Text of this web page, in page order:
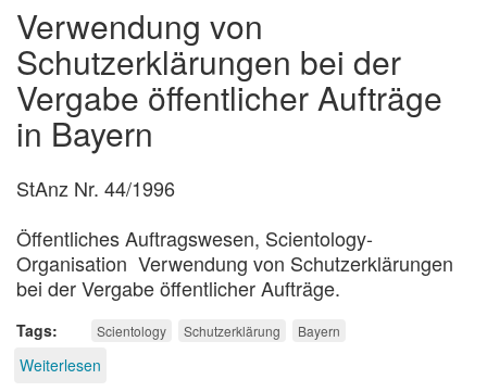
Verwendung von
Schutzerklärungen bei der
Vergabe öffentlicher Aufträge
in Bayern
StAnz Nr. 44/1996
Öffentliches Auftragswesen, Scientology-
Organisation Verwendung von Schutzerklärungen
bei der Vergabe öffentlicher Aufträge.
Tags Scientology Schutzerklärung Bayern
Weiterlesen